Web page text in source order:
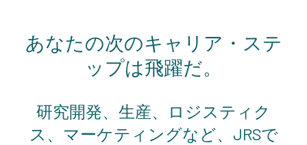
あなたの次のキャリア・ステ
ップは飛躍だ。
研究開発、生産、ロジスティク
ス、マーケティングなど、JRSで